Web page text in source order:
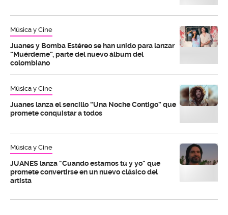
Música y Cine
Juanes y Bomba Estéreo se han unido para lanzar
“Muérdeme”, parte del nuevo álbum del
colombiano
Música y Cine
Juanes lanza el sencillo “Una Noche Contigo” que
promete conquistar a todos
Música y Cine
JUANES lanza "Cuando estamos tú y yo" que
promete convertirse en un nuevo clásico del
artista